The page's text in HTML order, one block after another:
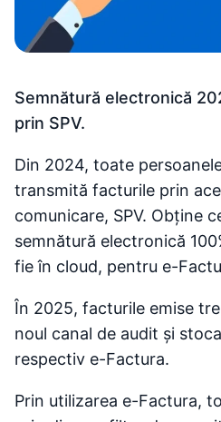
Semnătură electronică
prin SPV.
Din 2024, toate
transmită facturile prin
comunicare, SPV. Obține
semnătură electronică
fie în cloud, pentru e-
În 2025, facturile emise
noul canal de audit și
respectiv e-Factura.
Prin utilizarea e-Factura,